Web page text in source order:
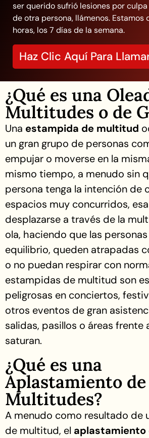
ser querido sufrió lesiones por
de otra persona, llámenos. Estamos
horas, los 7 días de la semana.
Haz Clic Aquí Para
¿Qué es una
Multitudes o de
Una estampida de multitud
un gran grupo de personas
empujar o moverse en la
mismo tiempo, a menudo sin
persona tenga la intención de
espacios muy concurridos,
desplazarse a través de la
ola, haciendo que las
equilibrio, queden atrapadas
o no puedan respirar con
estampidas de multitud son
peligrosas en conciertos,
otros eventos de gran
salidas, pasillos o áreas frente
saturan.
¿Qué es una
Aplastamiento de
Multitudes?
A menudo como resultado de
de multitud, el